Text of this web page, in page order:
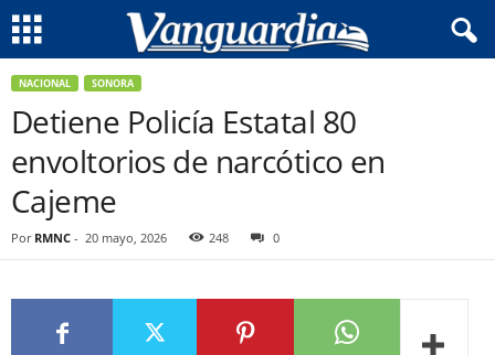
NACIONAL SONORA
Detiene Policía Estatal 80
envoltorios de narcótico en
Cajeme
Por RMNC - 20 mayo, 2026 248 0